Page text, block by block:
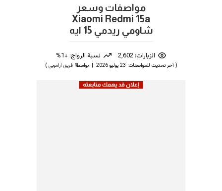
مواصفات وسعر
Xiaomi Redmi 15a
شاومي ريدمي 15 ايه
الزيارات: 2,602 نسبة الرواج: +1%
( آخر تحديث للمواصفات: 23 يوليو 2026 | بواسطة فريق اراموبي)